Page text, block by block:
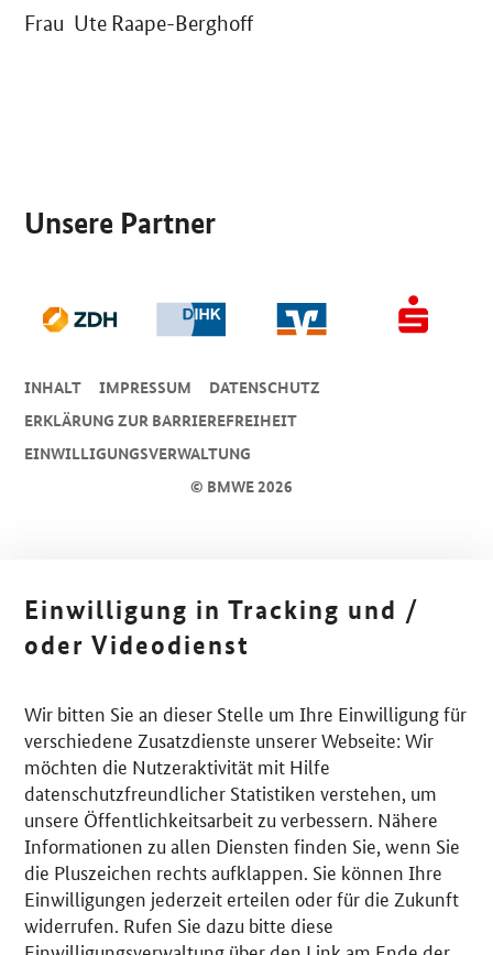
Frau Ute Raape-Berghoff
Unsere Partner
© BMWE 2026
INHALT IMPRESSUM
DA­TEN­SCHUTZ
ERKLÄRUNG ZUR BARRIEREFREIHEIT
EINWILLIGUNGSVERWALTUNG
Einwilligung in Tracking und /
oder Videodienst
Wir bitten Sie an dieser Stelle um Ihre Einwilligung für
verschiedene Zusatzdienste unserer Webseite: Wir
möchten die Nutzeraktivität mit Hilfe
datenschutzfreundlicher Statistiken verstehen, um
unsere Öffentlichkeitsarbeit zu verbessern. Nähere
Informationen zu allen Diensten finden Sie, wenn Sie
die Pluszeichen rechts aufklappen. Sie können Ihre
Einwilligungen jederzeit erteilen oder für die Zukunft
widerrufen. Rufen Sie dazu bitte diese